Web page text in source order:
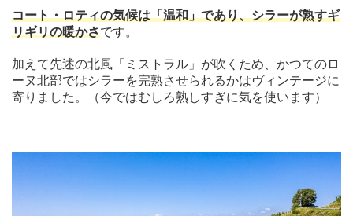
コート・ロティの気候は「温和」であり、シラーが熟すギ
リギリの暖かさです。
加えて先述の北風「ミストラル」が吹くため、かつてのロ
ーヌ北部ではシラーを完熟させられるかはヴィンテージに
寄りました。（今ではむしろ熟しすぎに気を使います）